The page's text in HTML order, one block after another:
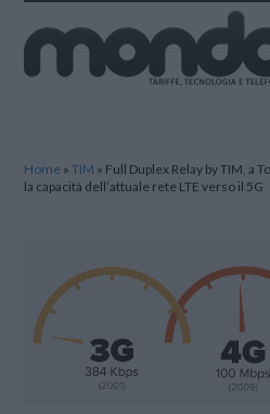
Home »TIM » Full Duplex Relay by TIM, a
la capacità dell’attuale rete LTE verso il 5G